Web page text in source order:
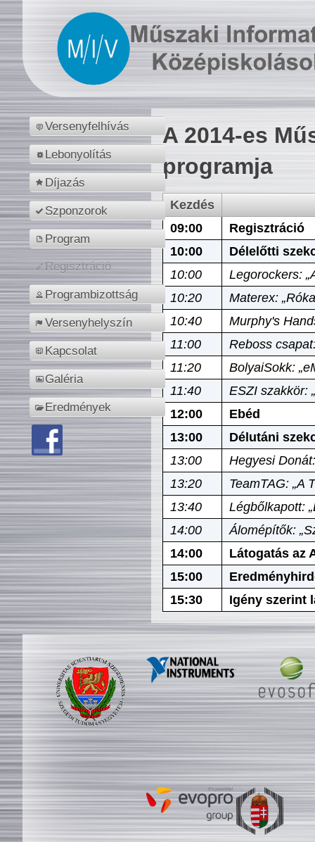
Versenyfelhívás
Lebonyolítás
Díjazás
Szponzorok
Program
Regisztráció
Programbizottság
Versenyhelyszín
Kapcsolat
Galéria
Eredmények
A 2014-es
programja
Kezdés
09:00
Regisztráció
10:00
Délelőtti
10:00
Legorockers:
10:20
Materex:
10:40
Murphy's
11:00
Reboss
11:20
BolyaiSokk:
11:40
ESZI szakkör:
12:00
Ebéd
13:00
Délutáni
13:00
Hegyesi
13:20
TeamTAG: „A
13:40
Légbőlkapott:
14:00
Álomépítők:
14:00
Látogatás az
15:00
15:30
Igény szerint